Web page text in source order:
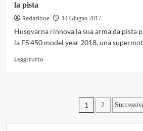
la pista
Redazione
14 Giugno 2017
Husqvarna rinnova la sua arma da pista
la FS 450 model year 2018, una
Leggi tuttoLeggi
450
degli
1 2